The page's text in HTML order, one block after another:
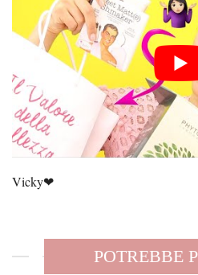
Vicky❤
POTREBBE